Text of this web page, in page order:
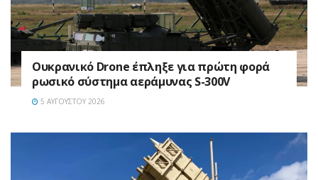
Ουκρανικό Drone έπληξε για πρώτη φορά
ρωσικό σύστημα αεράμυνας S-300V
5 ΑΥΓΟΎΣΤΟΥ 2026